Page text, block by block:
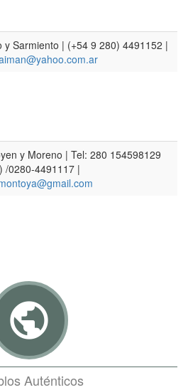
y Sarmiento | (+54 9 280) 4491152 |
y Moreno | Tel: 280 154598129
/0280-4491117 |
public
Auténticos